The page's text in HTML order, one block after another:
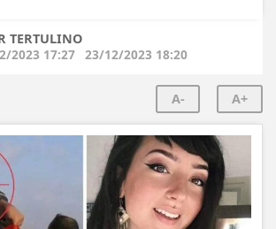
TERTULINO
2023 17:27 23/12/2023 18:20
A- A+